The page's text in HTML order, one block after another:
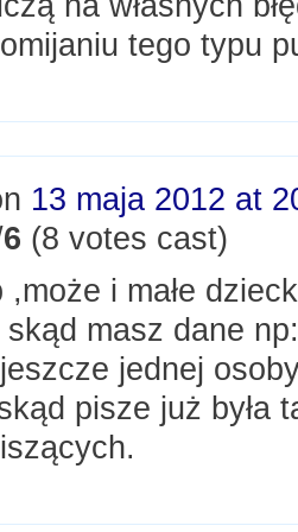
tego typu
13 maja 2012 at
6 (8 votes cast)
,może i małe
masz dane
jednej
pisze już była